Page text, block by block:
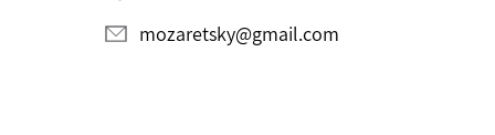
mozaretsky@gmail.com